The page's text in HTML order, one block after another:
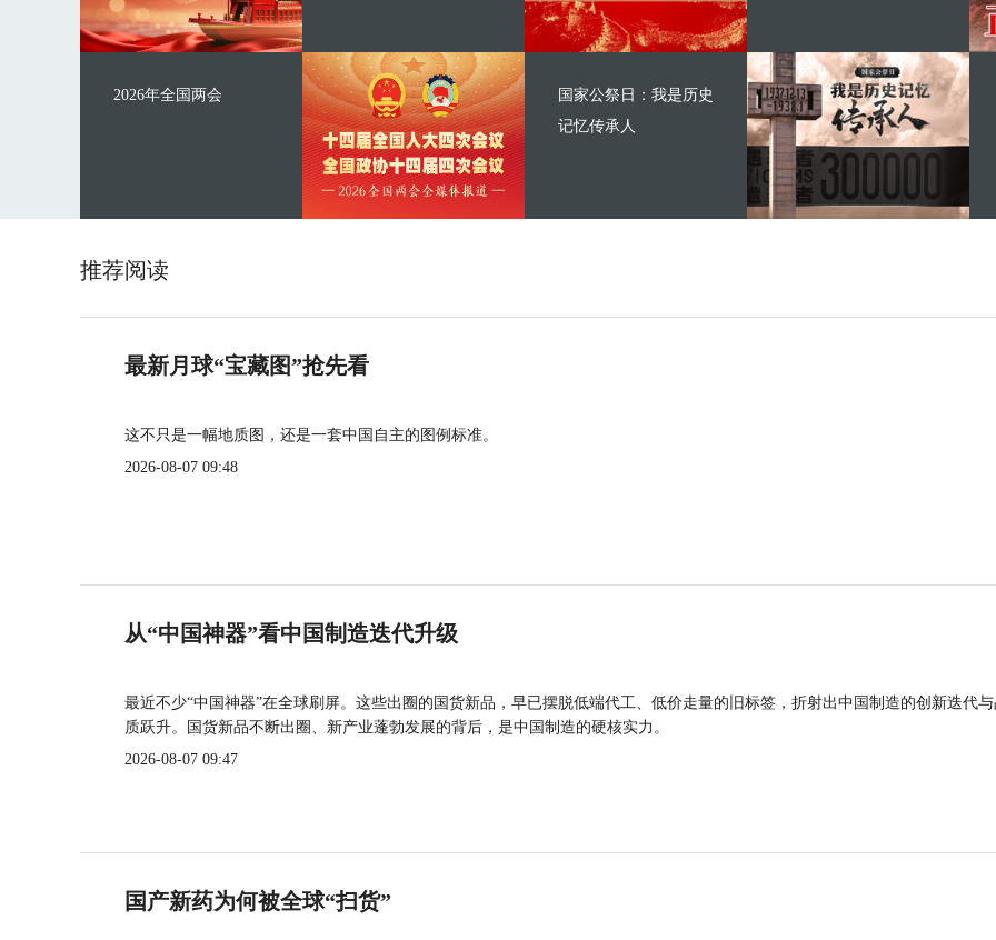
2026年全国两会
国家公祭日：我是历史
记忆传承人
推荐阅读
最新月球“宝藏图”抢先看
这不只是一幅地质图，还是一套中国自主的图例标准。
2026-08-07 09:48
从“中国神器”看中国制造迭代升级
最近不少“中国神器”在全球刷屏。这些出圈的国货新品，早已摆脱低端代工、低价走量的旧标签，折射出中国制造的创新迭代
质跃升。国货新品不断出圈、新产业蓬勃发展的背后，是中国制造的硬核实力。
2026-08-07 09:47
国产新药为何被全球“扫货”